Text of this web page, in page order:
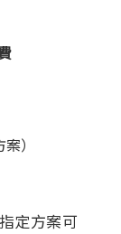
）
定方案可